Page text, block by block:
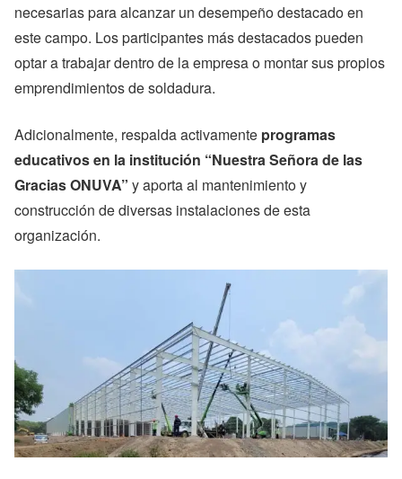
necesarias para alcanzar un desempeño destacado en
este campo. Los participantes más destacados pueden
optar a trabajar dentro de la empresa o montar sus propios
emprendimientos de soldadura.
Adicionalmente, respalda activamente programas
educativos en la institución “Nuestra Señora de las
Gracias ONUVA” y aporta al mantenimiento y
construcción de diversas instalaciones de esta
organización.